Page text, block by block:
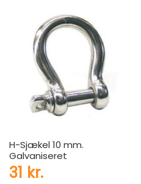
H-Sjækel 10 mm.
Galvaniseret
31 kr.